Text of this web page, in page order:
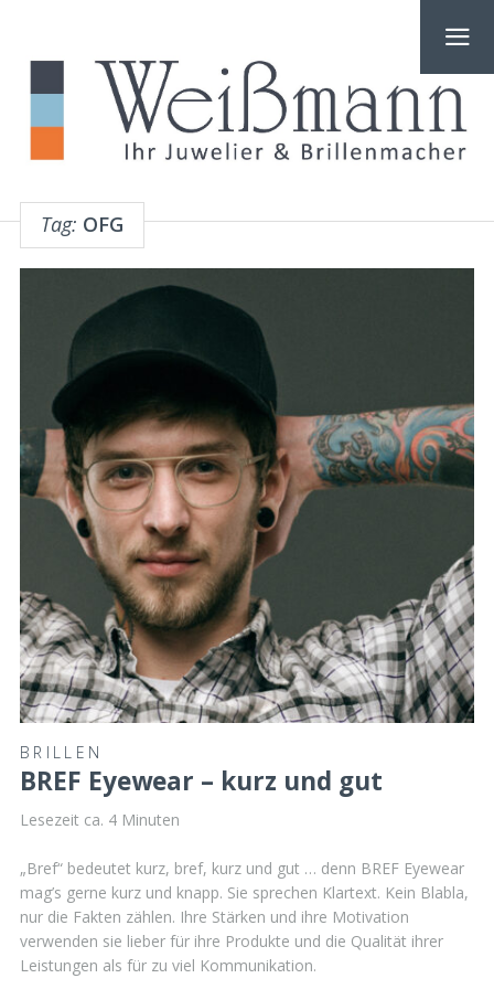
Tag: OFG
BRILLEN
BREF Eyewear – kurz und gut
Lesezeit ca. 4 Minuten
„Bref“ bedeutet kurz, bref, kurz und gut … denn BREF Eyewear
mag’s gerne kurz und knapp. Sie sprechen Klartext. Kein Blabla,
nur die Fakten zählen. Ihre Stärken und ihre Motivation
verwenden sie lieber für ihre Produkte und die Qualität ihrer
Leistungen als für zu viel Kommunikation.